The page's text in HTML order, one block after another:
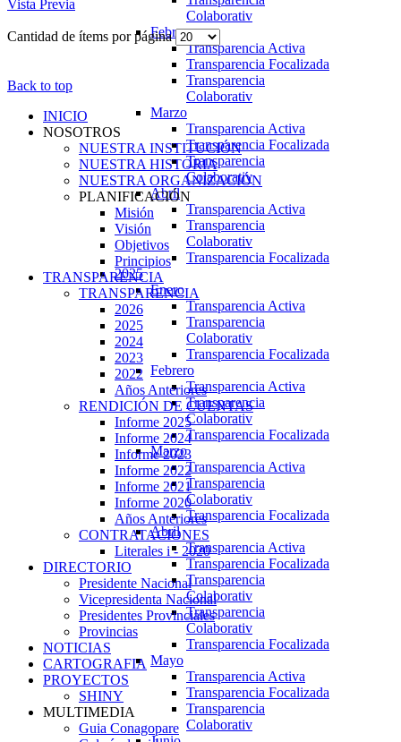
Colaborativ
Febrero
Transparencia Activa
Transparencia Focalizada
Transparencia
Colaborativ
Marzo
Transparencia Activa
Transparencia Focalizada
Transparencia
Colaborativ
Abril
Transparencia Activa
Transparencia
Colaborativ
Transparencia Focalizada
2025
Enero
Transparencia Activa
Transparencia
Colaborativ
Transparencia Focalizada
Febrero
Transparencia Activa
Transparencia
Colaborativ
Transparencia Focalizada
Marzo
Transparencia Activa
Transparencia
Colaborativ
Transparencia Focalizada
Abril
Transparencia Activa
Transparencia Focalizada
Transparencia
Colaborativ
Transparencia
Colaborativ
Transparencia Focalizada
Mayo
Transparencia Activa
Transparencia Focalizada
Transparencia
Colaborativ
Vista Previa
Cantidad de ítems por página
Back to top
INICIO
NOSOTROS
NUESTRA INSTITUCIÓN
NUESTRA HISTORIA
NUESTRA ORGANIZACIÓN
PLANIFICACIÓN
Misión
Visión
Objetivos
Principios
TRANSPARENCIA
TRANSPARENCIA
2026
2025
2024
2023
2022
Años Anteriores
RENDICIÓN DE CUENTAS
Informe 2025
Informe 2024
Informe 2023
Informe 2022
Informe 2021
Informe 2020
Años Anteriores
CONTRATACIONES
Literales i - 2020
DIRECTORIO
Presidente Nacional
Vicepresidenta Nacional
Presidentes Provinciales
Provincias
NOTICIAS
CARTOGRAFIA
PROYECTOS
SHINY
MULTIMEDIA
Guia Conagopare